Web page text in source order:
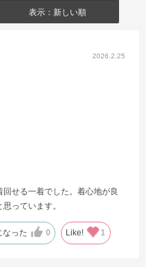
表示：新しい順
2026.2.25
せる一着でした。着心地が良
っています。
なった 0 Like! 1